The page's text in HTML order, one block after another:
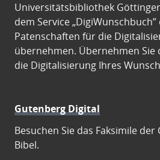
Universitätsbibliothek
dem Service
Patenschaften für die
übernehmen. Übernehmen Sie
die Digitalisierung Ihres
Gutenberg Digital
Besuchen Sie das Faksimile
Bibel.